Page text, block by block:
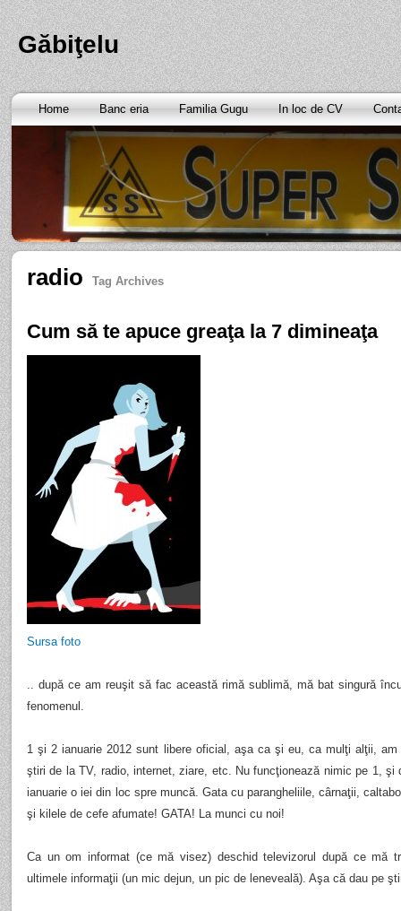
Găbiţelu
Home Banc eria Familia Gugu In loc de CV
radio Tag Archives
Cum să te apuce greaţa la 7 dimineaţa
Sursa foto
.. după ce am reuşit să fac această rimă sublimă, mă bat singură
fenomenul.
1 şi 2 ianuarie 2012 sunt libere oficial, aşa ca şi eu, ca mulţi alţii,
ştiri de la TV, radio, internet, ziare, etc. Nu funcţionează nimic pe 1, şi
ianuarie o iei din loc spre muncă. Gata cu parangheliile, cârnaţii,
şi kilele de cefe afumate! GATA! La munci cu noi!
Ca un om informat (ce mă visez) deschid televizorul după ce mă
ultimele informaţii (un mic dejun, un pic de leneveală). Aşa că dau pe